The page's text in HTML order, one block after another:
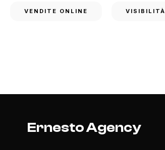
VENDITE ONLINE VISIBILITÀ
Ernesto Agency